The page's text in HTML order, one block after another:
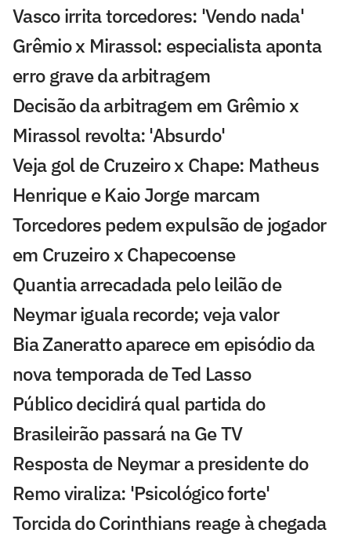
Vasco irrita torcedores: 'Vendo nada'
Grêmio x Mirassol: especialista aponta
erro grave da arbitragem
Decisão da arbitragem em Grêmio x
Mirassol revolta: 'Absurdo'
Veja gol de Cruzeiro x Chape: Matheus
Henrique e Kaio Jorge marcam
Torcedores pedem expulsão de jogador
em Cruzeiro x Chapecoense
Quantia arrecadada pelo leilão de
Neymar iguala recorde; veja valor
Bia Zaneratto aparece em episódio da
nova temporada de Ted Lasso
Público decidirá qual partida do
Brasileirão passará na Ge TV
Resposta de Neymar a presidente do
Remo viraliza: 'Psicológico forte'
Torcida do Corinthians reage à chegada